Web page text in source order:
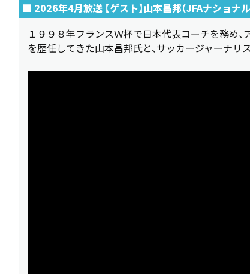
■ 2026年4月放送 【ゲスト】山本昌邦（JFAナショナ
１９９８年フランスＷ杯で日本代表コーチを務め
を歴任してきた山本昌邦氏と、サッカージャーナリ